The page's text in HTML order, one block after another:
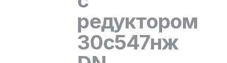
редуктором
30с547нж